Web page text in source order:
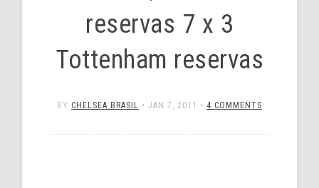
reservas 7 x 3
Tottenham reservas
BY CHELSEA BRASIL • JAN 7, 2011 • 4 COMMENTS